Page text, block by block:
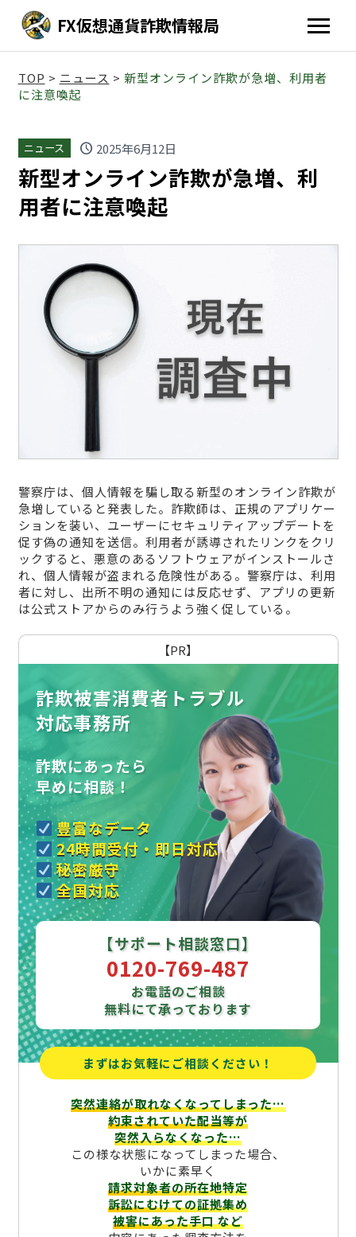
FX仮想通貨詐欺情報局
TOP > ニュース > 新型オンライン詐欺が急増、利用者
に注意喚起
ニュース schedule 2025年6月12日
新型オンライン詐欺が急増、利
用者に注意喚起
警察庁は、個人情報を騙し取る新型のオンライン詐欺が
急増していると発表した。詐欺師は、正規のアプリケー
ションを装い、ユーザーにセキュリティアップデートを
促す偽の通知を送信。利用者が誘導されたリンクをクリ
ックすると、悪意のあるソフトウェアがインストールさ
れ、個人情報が盗まれる危険性がある。警察庁は、利用
者に対し、出所不明の通知には反応せず、アプリの更新
は公式ストアからのみ行うよう強く促している。
【PR】
詐欺被害消費者トラブル
対応事務所
詐欺にあったら
早めに相談！
豊富なデータ
24時間受付・即日対応
秘密厳守
全国対応
【サポート相談窓口】
0120-769-487
お電話のご相談
無料にて承っております
まずはお気軽にご相談ください！
突然連絡が取れなくなってしまった…
約束されていた配当等が
突然入らなくなった…
この様な状態になってしまった場合、
いかに素早く
請求対象者の所在地特定
訴訟にむけての証拠集め
被害にあった手口など